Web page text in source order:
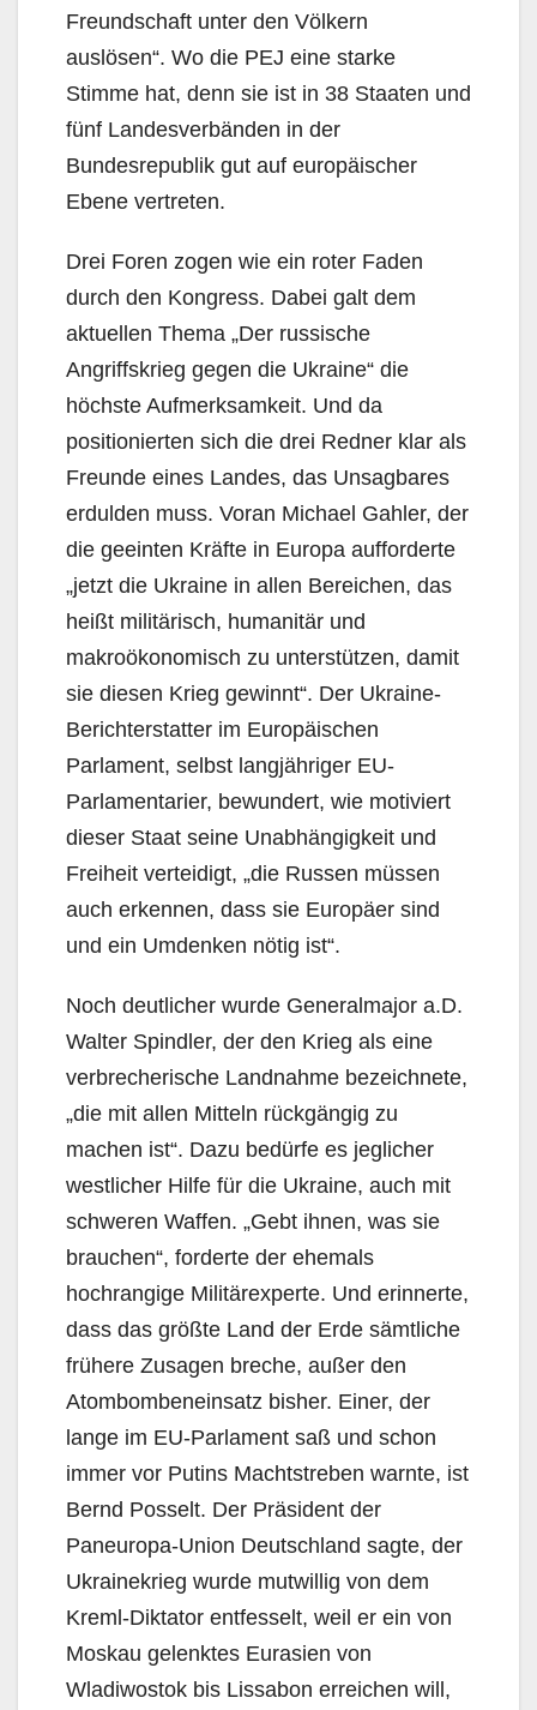
Freundschaft unter den Völkern
auslösen“. Wo die PEJ eine starke
Stimme hat, denn sie ist in 38 Staaten und
fünf Landesverbänden in der
Bundesrepublik gut auf europäischer
Ebene vertreten.
Drei Foren zogen wie ein roter Faden
durch den Kongress. Dabei galt dem
aktuellen Thema „Der russische
Angriffskrieg gegen die Ukraine“ die
höchste Aufmerksamkeit. Und da
positionierten sich die drei Redner klar als
Freunde eines Landes, das Unsagbares
erdulden muss. Voran Michael Gahler, der
die geeinten Kräfte in Europa aufforderte
„jetzt die Ukraine in allen Bereichen, das
heißt militärisch, humanitär und
makroökonomisch zu unterstützen, damit
sie diesen Krieg gewinnt“. Der Ukraine-
Berichterstatter im Europäischen
Parlament, selbst langjähriger EU-
Parlamentarier, bewundert, wie motiviert
dieser Staat seine Unabhängigkeit und
Freiheit verteidigt, „die Russen müssen
auch erkennen, dass sie Europäer sind
und ein Umdenken nötig ist“.
Noch deutlicher wurde Generalmajor a.D.
Walter Spindler, der den Krieg als eine
verbrecherische Landnahme bezeichnete,
„die mit allen Mitteln rückgängig zu
machen ist“. Dazu bedürfe es jeglicher
westlicher Hilfe für die Ukraine, auch mit
schweren Waffen. „Gebt ihnen, was sie
brauchen“, forderte der ehemals
hochrangige Militärexperte. Und erinnerte,
dass das größte Land der Erde sämtliche
frühere Zusagen breche, außer den
Atombombeneinsatz bisher. Einer, der
lange im EU-Parlament saß und schon
immer vor Putins Machtstreben warnte, ist
Bernd Posselt. Der Präsident der
Paneuropa-Union Deutschland sagte, der
Ukrainekrieg wurde mutwillig von dem
Kreml-Diktator entfesselt, weil er ein von
Moskau gelenktes Eurasien von
Wladiwostok bis Lissabon erreichen will,